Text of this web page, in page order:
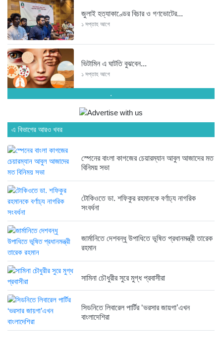
জুলাই হত্যাকাণ্ডের বিচার ও গণভোটের...
১ সপ্তাহ আগে
ভিটামিন এ ঘাটতি বুঝবেন...
১ সপ্তাহ আগে
তরুণ উদ্ভাবক ও প্রযুক্তি উদ্যোক্তাদের...
১ সপ্তাহ আগে
বাংলাদেশে এসে মার্কিন দূতের ভারতের...
১ সপ্তাহ আগে
.
এ বিভাগের আরও খবর
স্পেনের বাংলা কাগজের চেয়ারম্যান আবুল আজাদের মত
বিনিময় সভা
টোকিওতে ডা. শফিকুর রহমানকে বর্ণাঢ্য নাগরিক
সংবর্ধনা
জার্মানিতে দেশবন্ধু উপাধিতে ভূষিত প্রধানমন্ত্রী তারেক
রহমান
সামিনা চৌধুরীর সুরে মুগ্ধ প্রবাসীরা
সিডনিতে লিবারেল পার্টির ‘ভরসার জায়গা’এখন
বাংলাদেশিরা